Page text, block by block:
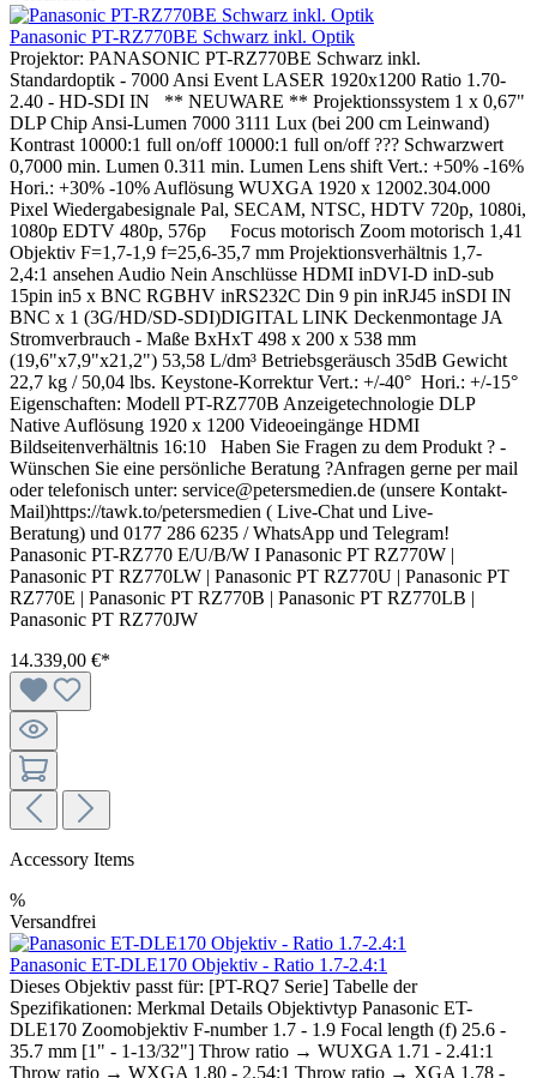
Panasonic PT-RZ770BE Schwarz inkl. Optik
Projektor: PANASONIC PT-RZ770BE Schwarz inkl.
Standardoptik - 7000 Ansi Event LASER 1920x1200 Ratio 1.70-
2.40 - HD-SDI IN ** NEUWARE ** Projektionssystem 1 x 0,67"
DLP Chip Ansi-Lumen 7000 3111 Lux (bei 200 cm Leinwand)
Kontrast 10000:1 full on/off 10000:1 full on/off ??? Schwarzwert
0,7000 min. Lumen 0.311 min. Lumen Lens shift Vert.: +50% -16%
Hori.: +30% -10% Auflösung WUXGA 1920 x 12002.304.000
Pixel Wiedergabesignale Pal, SECAM, NTSC, HDTV 720p, 1080i,
1080p EDTV 480p, 576p Focus motorisch Zoom motorisch 1,41
Objektiv F=1,7-1,9 f=25,6-35,7 mm Projektionsverhältnis 1,7-
2,4:1 ansehen Audio Nein Anschlüsse HDMI inDVI-D inD-sub
15pin in5 x BNC RGBHV inRS232C Din 9 pin inRJ45 inSDI IN
BNC x 1 (3G/HD/SD-SDI)DIGITAL LINK Deckenmontage JA
Stromverbrauch - Maße BxHxT 498 x 200 x 538 mm
(19,6"x7,9"x21,2") 53,58 L/dm³ Betriebsgeräusch 35dB Gewicht
22,7 kg / 50,04 lbs. Keystone-Korrektur Vert.: +/-40° Hori.: +/-15°
Eigenschaften: Modell PT-RZ770B Anzeigetechnologie DLP
Native Auflösung 1920 x 1200 Videoeingänge HDMI
Bildseitenverhältnis 16:10 Haben Sie Fragen zu dem Produkt ? -
Wünschen Sie eine persönliche Beratung ?Anfragen gerne per mail
oder telefonisch unter: service@petersmedien.de (unsere Kontakt-
Mail)https://tawk.to/petersmedien ( Live-Chat und Live-
Beratung) und 0177 286 6235 / WhatsApp und Telegram!
Panasonic PT-RZ770 E/U/B/W I Panasonic PT RZ770W |
Panasonic PT RZ770LW | Panasonic PT RZ770U | Panasonic PT
RZ770E | Panasonic PT RZ770B | Panasonic PT RZ770LB |
Panasonic PT RZ770JW
14.339,00 €*
Accessory Items
%
Versandfrei
Panasonic ET-DLE170 Objektiv - Ratio 1.7-2.4:1
Dieses Objektiv passt für: [PT-RQ7 Serie] Tabelle der
Spezifikationen: Merkmal Details Objektivtyp Panasonic ET-
DLE170 Zoomobjektiv F-number 1.7 - 1.9 Focal length (f) 25.6 -
35.7 mm [1" - 1-13/32"] Throw ratio → WUXGA 1.71 - 2.41:1
Throw ratio → WXGA 1.80 - 2.54:1 Throw ratio → XGA 1.78 -